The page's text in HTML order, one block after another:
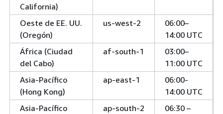
California)
Oeste de EE. UU.
(Oregón)
us-west-2
06:00–
14:00 UTC
África (Ciudad
del Cabo)
af-south-1
03:00–
11:00 UTC
Asia-Pacífico
(Hong Kong)
ap-east-1
06:00-
14:00 UTC
Asia-Pacífico
ap-south-2
06:30 –